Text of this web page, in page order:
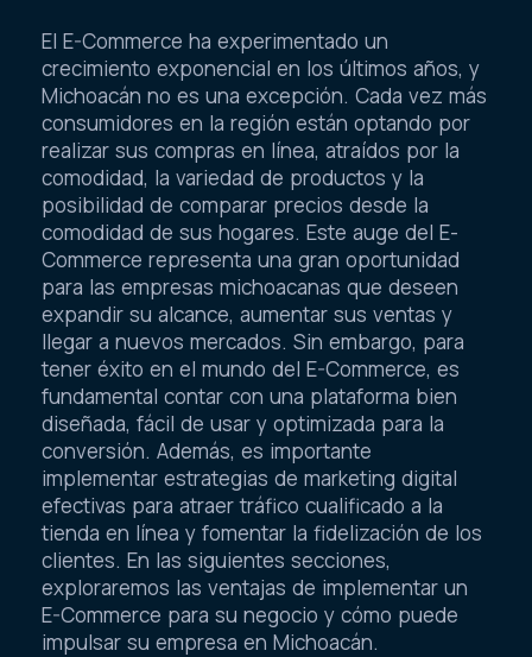
El E-Commerce ha experimentado un
crecimiento exponencial en los últimos años, y
Michoacán no es una excepción. Cada vez más
consumidores en la región están optando por
realizar sus compras en línea, atraídos por la
comodidad, la variedad de productos y la
posibilidad de comparar precios desde la
comodidad de sus hogares. Este auge del E-
Commerce representa una gran oportunidad
para las empresas michoacanas que deseen
expandir su alcance, aumentar sus ventas y
llegar a nuevos mercados. Sin embargo, para
tener éxito en el mundo del E-Commerce, es
fundamental contar con una plataforma bien
diseñada, fácil de usar y optimizada para la
conversión. Además, es importante
implementar estrategias de marketing digital
efectivas para atraer tráfico cualificado a la
tienda en línea y fomentar la fidelización de los
clientes. En las siguientes secciones,
exploraremos las ventajas de implementar un
E-Commerce para su negocio y cómo puede
impulsar su empresa en Michoacán.